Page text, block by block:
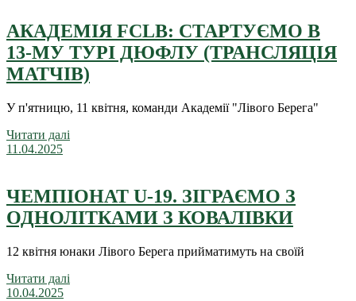
АКАДЕМІЯ FCLB: СТАРТУЄМО В
13-МУ ТУРІ ДЮФЛУ (ТРАНСЛЯЦІЯ
МАТЧІВ)
У п'ятницю, 11 квітня, команди Академії "Лівого Берега"
Читати далі
11.04.2025
ЧЕМПІОНАТ U-19. ЗІГРАЄМО З
ОДНОЛІТКАМИ З КОВАЛІВКИ
12 квітня юнаки Лівого Берега прийматимуть на своїй
Читати далі
10.04.2025